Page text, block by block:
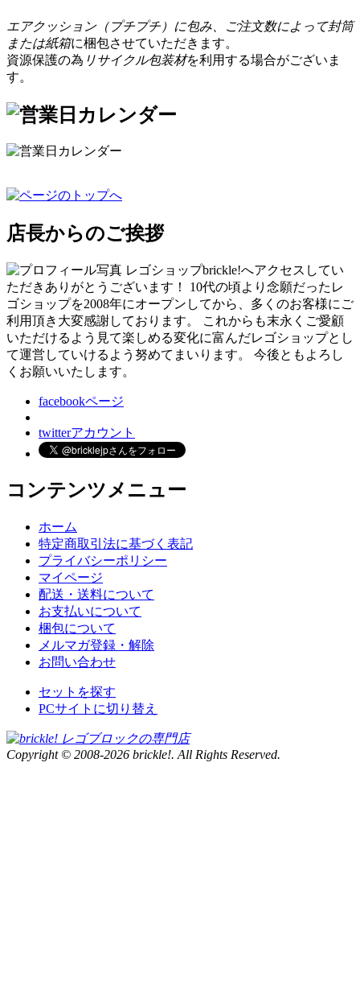
エアクッション（プチプチ）に包み、ご注文数によって封筒
または紙箱に梱包させていただきます。
資源保護の為 リサイクル包装材を利用する場合がございま
す。
店長からのご挨拶
レゴショップbrickle!へアクセスしてい
ただきありがとうございます！ 10代の頃より念願だったレ
ゴショップを2008年にオープンしてから、多くのお客様にご
利用頂き大変感謝しております。 これからも末永くご愛顧
いただけるよう見て楽しめる変化に富んだレゴショップとし
て運営していけるよう努めてまいります。 今後ともよろし
くお願いいたします。
facebookページ
twitterアカウント
コンテンツメニュー
ホーム
特定商取引法に基づく表記
プライバシーポリシー
マイページ
配送・送料について
お支払いについて
梱包について
メルマガ登録・解除
お問い合わせ
セットを探す
PCサイトに切り替え
Copyright © 2008-2026 brickle!. All Rights Reserved.